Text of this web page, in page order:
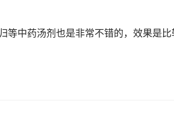
等中药汤剂也是非常不错的，效果是比